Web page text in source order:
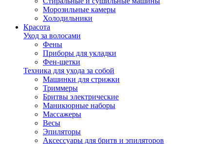
Морозильные камеры
Холодильники
Красота
Уход за волосами
Фены
Приборы для укладки
Фен-щетки
Техника для ухода за собой
Машинки для стрижки
Триммеры
Бритвы электрические
Маникюрные наборы
Массажеры
Весы
Эпиляторы
Аксессуары для бритв и эпиляторов